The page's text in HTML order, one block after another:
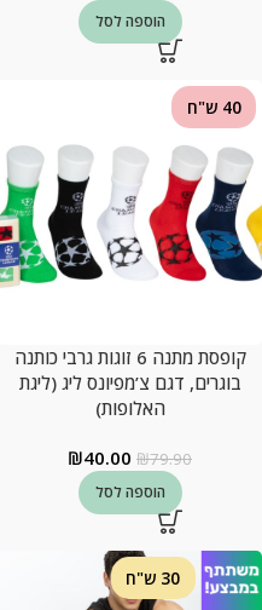
הוספה לסל
40 ש"ח
קופסת מתנה 6 זוגות גרבי כותנה
בוגרים, דגם צ’מפיונס ליג (ליגת
האלופות)
₪79.90
₪40.00
הוספה לסל
30 ש"ח